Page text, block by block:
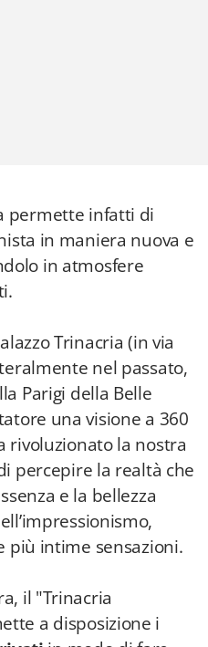
permette infatti di
in maniera nuova e
in atmosfere
Trinacria (in via
nel passato,
Parigi della Belle
una visione a 360
rivoluzionato la nostra
percepire la realtà che
e la bellezza
più intime sensazioni.
il "Trinacria
a disposizione i